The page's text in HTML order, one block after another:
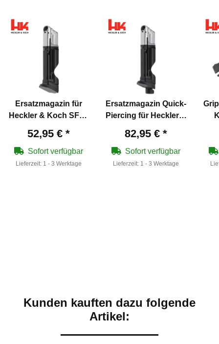
Ersatzmagazin für
Heckler & Koch SFP9
cal .43
52,95 € *
Sofort verfügbar
Lieferzeit: 1 - 3 Werktage
Ersatzmagazin Quick-
Piercing für Heckler &
Training Marker cal
.43
82,95 € *
Sofort verfügbar
Lieferzeit: 1 - 3 Werktage
Kunden kauften dazu folgende
Artikel: